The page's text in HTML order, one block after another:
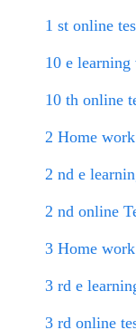
1 st online
10 e learning
10 th online
2 Home work
2 nd e
2 nd online
3 Home work
3 rd e
3 rd online